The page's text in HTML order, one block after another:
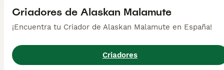
Criadores de Alaskan Malamute
¡Encuentra tu Criador de Alaskan Malamute en España!
Criadores